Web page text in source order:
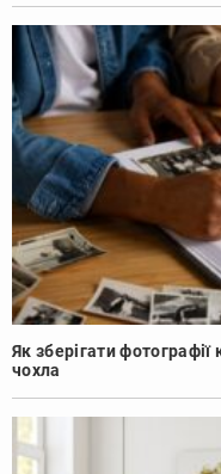
Як зберігати
чохла